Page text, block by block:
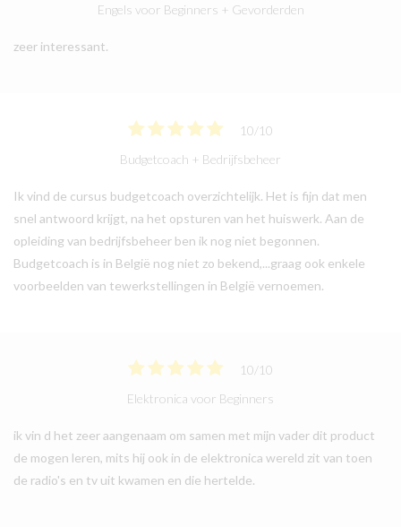
Engels voor Beginners + Gevorderden
zeer interessant.
10/10
Budgetcoach + Bedrijfsbeheer
Ik vind de cursus budgetcoach overzichtelijk. Het is fijn dat men
snel antwoord krijgt, na het opsturen van het huiswerk. Aan de
opleiding van bedrijfsbeheer ben ik nog niet begonnen.
Budgetcoach is in België nog niet zo bekend,...graag ook enkele
voorbeelden van tewerkstellingen in België vernoemen.
10/ 10
Elektronica voor Beginners
ik vin d het zeer aangenaam om samen met mijn vader dit product
de mogen leren, mits hij ook in de elektronica wereld zit van toen
de radio's en tv uit kwamen en die hertelde.